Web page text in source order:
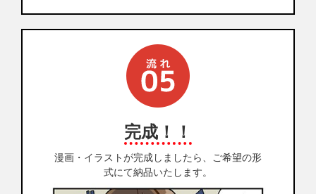
完成！！
漫画・イラストが完成しましたら、ご希望の形
式にて納品いたします。